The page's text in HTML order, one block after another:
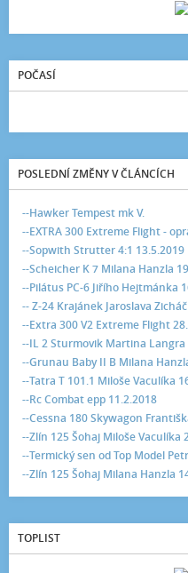
POČASÍ
POSLEDNÍ ZMĚNY V ČLÁNCÍCH
--Hawker Tempest mk V.
--EXTRA 300 Extreme Flight -
--Sopwith Strutter 4:1 13.5.2019
--Scheicher K 7 Milana Hanzla
--Pilátus PC-6 Jiřího Hejtmánka
-- Z-24 Krajánek Jaroslava
--Extra 300 V2 Extreme Flight
--IL 2 Sturmovik Martina Langra
--Grunau Baby II B Milana
--Tatra T 101.1 Miloše Vaculíka
--Rc Combat epp 11.2.2018
--Cessna 180 Skywagon
--Zlín 125 Šohaj Miloše Vaculíka
--Termický sen od Top Model
--Zlín 125 Šohaj Milana Hanzla
TOPLIST